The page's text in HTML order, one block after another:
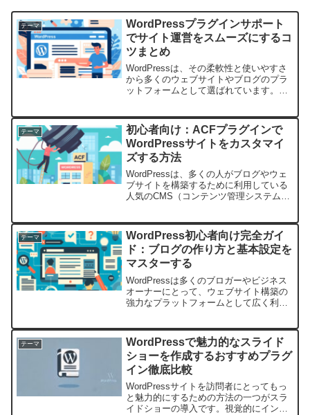
テーマ
WordPressプラグインサポート
でサイト運営をスムーズにするコ
ツまとめ
WordPressは、その柔軟性と使いやすさ
から多くのウェブサイトやブログのプラ
ットフォームとして選ばれています。し
ここでは、WordPressのプラグインを効
果的に利...
テーマ
初心者向け：ACFプラグインで
WordPressサイトをカスタマイ
ズする方法
WordPressは、多くの人がブログやウェ
ブサイトを構築するために利用している
人気のCMS（コンテンツ管理システム）
す。そんなときに役立つのが「Advanced
Cus...
テーマ
WordPress初心者向け完全ガイ
ド：ブログの作り方と基本設定を
マスターする
WordPressは多くのブロガーやビジネス
オーナーにとって、ウェブサイト構築の
強力なプラットフォームとして広く利用
方には少し圧倒的に感じられるかもしれ
ません。このガイ...
テーマ
WordPressで魅力的なスライド
ショーを作成するおすすめプラグ
イン徹底比較
WordPressサイトを訪問者にとってもっ
と魅力的にするための方法の一つがスラ
イドショーの導入です。視覚的にインパ